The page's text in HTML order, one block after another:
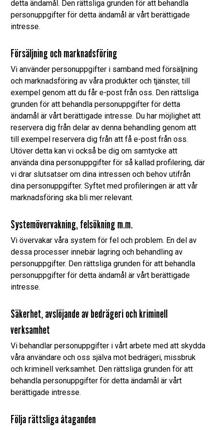
detta ändamål. Den rättsliga grunden för att behandla
personuppgifter för detta ändamål är vårt berättigade
intresse.
Försäljning och marknadsföring
Vi använder personuppgifter i samband med försäljning
och marknadsföring av våra produkter och tjänster, till
exempel genom att du får e-post från oss. Den rättsliga
grunden för att behandla personuppgifter för detta
ändamål är vårt berättigade intresse. Du har möjlighet att
reservera dig från delar av denna behandling genom att
till exempel reservera dig från att få e-post från oss.
Utöver detta kan vi också be dig om samtycke att
använda dina personuppgifter för så kallad profilering, där
vi drar slutsatser om dina intressen och behov utifrån
dina personuppgifter. Syftet med profileringen är att vår
marknadsföring ska bli mer relevant.
Systemövervakning, felsökning m.m.
Vi övervakar våra system för fel och problem. En del av
dessa processer innebär lagring och behandling av
personuppgifter. Den rättsliga grunden för att behandla
personuppgifter för detta ändamål är vårt berättigade
intresse.
Säkerhet, avslöjande av bedrägeri och kriminell
verksamhet
Vi behandlar personuppgifter i vårt arbete med att skydda
våra användare och oss själva mot bedrägeri, missbruk
och kriminell verksamhet. Den rättsliga grunden för att
behandla personuppgifter för detta ändamål är vårt
berättigade intresse.
Följa rättsliga åtaganden